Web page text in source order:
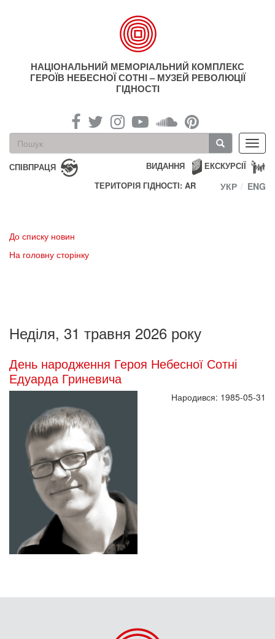
НАЦІОНАЛЬНИЙ МЕМОРІАЛЬНИЙ КОМПЛЕКС
ГЕРОЇВ НЕБЕСНОЇ СОТНІ – МУЗЕЙ РЕВОЛЮЦІЇ
ГІДНОСТІ
Пошукова
форма
Пошук
СПІВПРАЦЯ ЕКСКУРСІЇ
ВИДАННЯ
ТЕРИТОРІЯ ГІДНОСТІ: AR
УКР ENG
До списку новин
На головну сторінку
Неділя, 31 травня 2026 року
День народження Героя Небесної Сотні
Едуарда Гриневича
Народився: 1985-05-31